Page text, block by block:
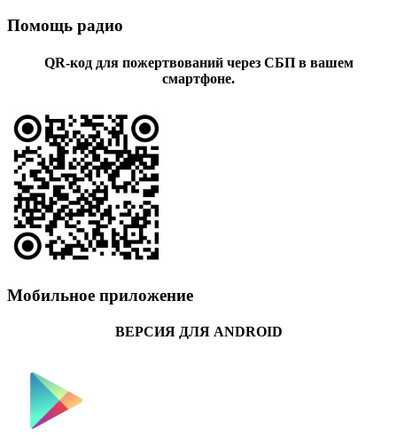
Помощь радио
QR-код для пожертвований через СБП в вашем
смартфоне.
Мобильное приложение
ВЕРСИЯ ДЛЯ ANDROID